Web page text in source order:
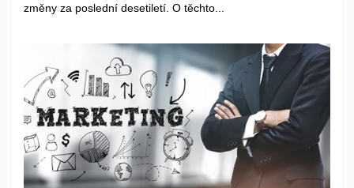
změny za poslední desetiletí. O těchto...